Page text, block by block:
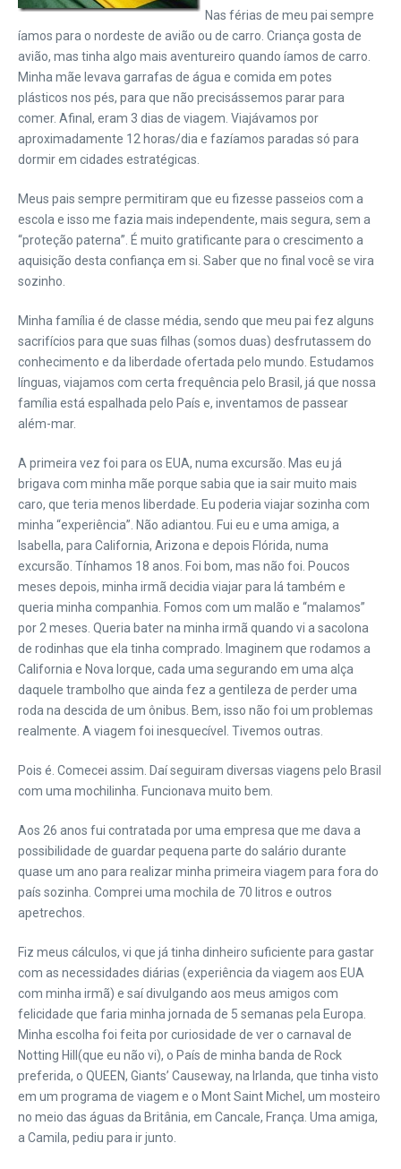
Nas férias de meu pai sempre
íamos para o nordeste de avião ou de carro. Criança gosta de
avião, mas tinha algo mais aventureiro quando íamos de carro.
Minha mãe levava garrafas de água e comida em potes
plásticos nos pés, para que não precisássemos parar para
comer. Afinal, eram 3 dias de viagem. Viajávamos por
aproximadamente 12 horas/dia e fazíamos paradas só para
dormir em cidades estratégicas.
Meus pais sempre permitiram que eu fizesse passeios com a
escola e isso me fazia mais independente, mais segura, sem a
“proteção paterna”. É muito gratificante para o crescimento a
aquisição desta confiança em si. Saber que no final você se vira
sozinho.
Minha família é de classe média, sendo que meu pai fez alguns
sacrifícios para que suas filhas (somos duas) desfrutassem do
conhecimento e da liberdade ofertada pelo mundo. Estudamos
línguas, viajamos com certa frequência pelo Brasil, já que nossa
família está espalhada pelo País e, inventamos de passear
além-mar.
A primeira vez foi para os EUA, numa excursão. Mas eu já
brigava com minha mãe porque sabia que ia sair muito mais
caro, que teria menos liberdade. Eu poderia viajar sozinha com
minha “experiência”. Não adiantou. Fui eu e uma amiga, a
Isabella, para California, Arizona e depois Flórida, numa
excursão. Tínhamos 18 anos. Foi bom, mas não foi. Poucos
meses depois, minha irmã decidia viajar para lá também e
queria minha companhia. Fomos com um malão e “malamos”
por 2 meses. Queria bater na minha irmã quando vi a sacolona
de rodinhas que ela tinha comprado. Imaginem que rodamos a
California e Nova Iorque, cada uma segurando em uma alça
daquele trambolho que ainda fez a gentileza de perder uma
roda na descida de um ônibus. Bem, isso não foi um problemas
realmente. A viagem foi inesquecível. Tivemos outras.
Pois é. Comecei assim. Daí seguiram diversas viagens pelo Brasil
com uma mochilinha. Funcionava muito bem.
Aos 26 anos fui contratada por uma empresa que me dava a
possibilidade de guardar pequena parte do salário durante
quase um ano para realizar minha primeira viagem para fora do
país sozinha. Comprei uma mochila de 70 litros e outros
apetrechos.
Fiz meus cálculos, vi que já tinha dinheiro suficiente para gastar
com as necessidades diárias (experiência da viagem aos EUA
com minha irmã) e saí divulgando aos meus amigos com
felicidade que faria minha jornada de 5 semanas pela Europa.
Minha escolha foi feita por curiosidade de ver o carnaval de
Notting Hill(que eu não vi), o País de minha banda de Rock
preferida, o QUEEN, Giants’ Causeway, na Irlanda, que tinha visto
em um programa de viagem e o Mont Saint Michel, um mosteiro
no meio das águas da Britânia, em Cancale, França. Uma amiga,
a Camila, pediu para ir junto.